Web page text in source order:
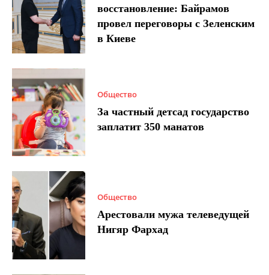
восстановление: Байрамов
провел переговоры с Зеленским
в Киеве
Общество
За частный детсад государство
заплатит 350 манатов
Общество
Арестовали мужа телеведущей
Нигяр Фархад